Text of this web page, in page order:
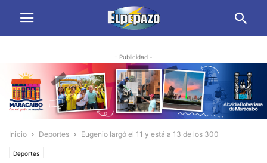
- Publicidad -
Inicio Deportes Eugenio largó el 11 y está a 13 de los 300
Deportes